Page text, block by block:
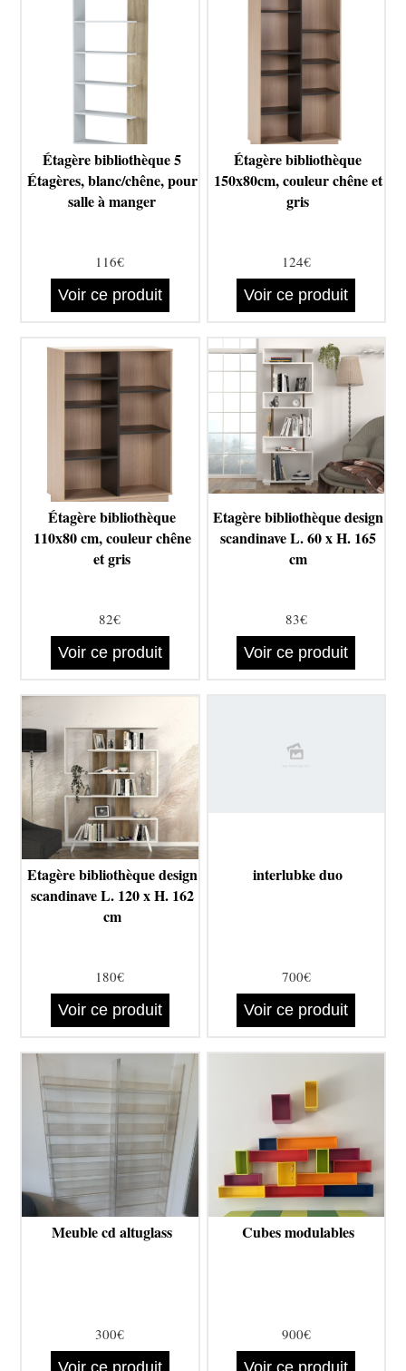
Étagère bibliothèque 5
Étagères, blanc/chêne, pour
salle à manger
116€
Voir ce produit
Étagère bibliothèque
150x80cm, couleur chêne et
gris
124€
Voir ce produit
Étagère bibliothèque
110x80 cm, couleur chêne
et gris
82€
Voir ce produit
Etagère bibliothèque design
scandinave L. 60 x H. 165
cm
83€
Voir ce produit
Etagère bibliothèque design
scandinave L. 120 x H. 162
cm
180€
Voir ce produit
interlubke duo
700€
Voir ce produit
Meuble cd altuglass
300€
Voir ce produit
Cubes modulables
900€
Voir ce produit